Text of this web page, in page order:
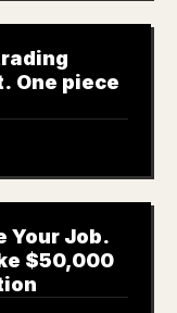
One piece
Your Job.
$50,000